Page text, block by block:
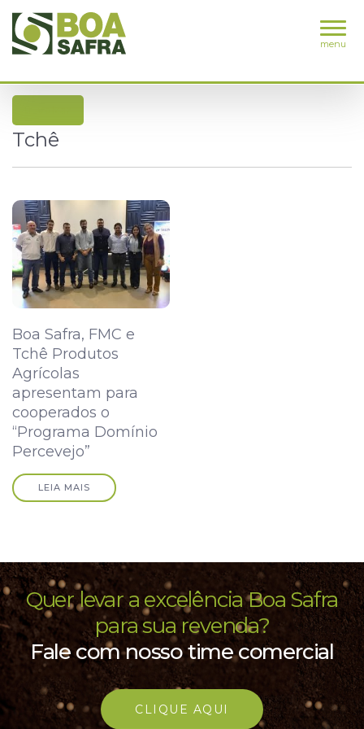
menu
Tchê
Boa Safra, FMC e
Tchê Produtos
Agrícolas
apresentam para
cooperados o
“Programa Domínio
Percevejo”
LEIA MAIS
Quer levar a excelência Boa Safra
para sua revenda?
Fale com nosso time comercial
CLIQUE AQUI